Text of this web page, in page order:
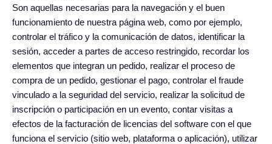
Son aquellas necesarias para la navegación y el buen
funcionamiento de nuestra página web, como por ejemplo,
controlar el tráfico y la comunicación de datos, identificar la
sesión, acceder a partes de acceso restringido, recordar los
elementos que integran un pedido, realizar el proceso de
compra de un pedido, gestionar el pago, controlar el fraude
vinculado a la seguridad del servicio, realizar la solicitud de
inscripción o participación en un evento, contar visitas a
efectos de la facturación de licencias del software con el que
funciona el servicio (sitio web, plataforma o aplicación), utilizar